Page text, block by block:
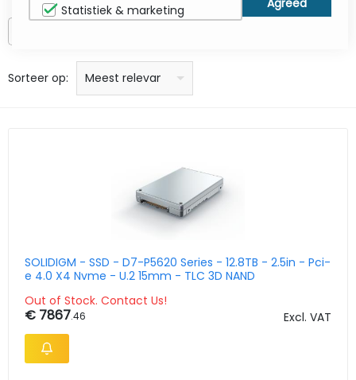
Sorteer op: prijs: laag naar hoog
prijs: Hoog naar laag
Alfabetisch: A - Z
Alfabetisch: Z - A
Fabricant
Meest relevant
SOLIDIGM - SSD - D7-P5620 Series - 12.8TB - 2.5in - Pci-
e 4.0 X4 Nvme - U.2 15mm - TLC 3D NAND
Out of Stock. Contact Us!
€ 7867.46 Excl. VAT
Statistiek & marketing